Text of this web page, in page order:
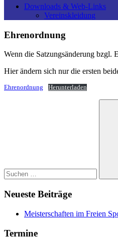
Downloads & Web-Links
Vereinskleidung
Ehrenordnung
Wenn die Satzungsänderung bzgl.
Hier ändern sich nur die ersten
Ehrenordnung Herunterladen
Neueste Beiträge
Meisterschaften im Freien
Termine